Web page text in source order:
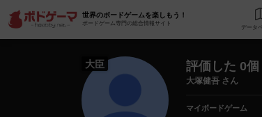
世界のボードゲームを楽しもう！
ボードゲーム専門の総合情報サイト
大臣 評価した 0個
大塚健吾 さん
マイボードゲーム